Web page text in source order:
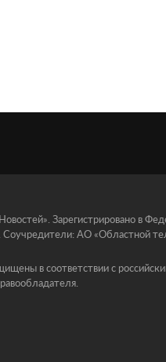
Зарегистрировано в
АО «Областной
в соответствии с